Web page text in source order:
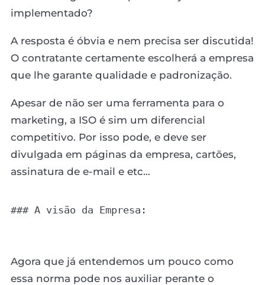
implementado?
A resposta é óbvia e nem precisa ser discutida!
O contratante certamente escolherá a empresa
que lhe garante qualidade e padronização.
Apesar de não ser uma ferramenta para o
marketing, a ISO é sim um diferencial
competitivo. Por isso pode, e deve ser
divulgada em páginas da empresa, cartões,
assinatura de e-mail e etc…
### A visão da Empresa:
Agora que já entendemos um pouco como
essa norma pode nos auxiliar perante o